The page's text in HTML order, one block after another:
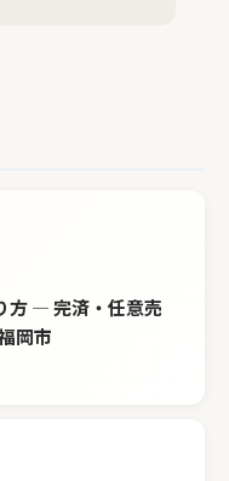
方 — 完済・任意売
岡市